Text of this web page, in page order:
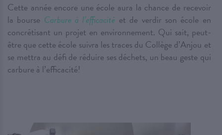
Cette année encore une école aura la chance de recevoir
la bourse Carbure à l’efficacité et de verdir son école en
concrétisant un projet en environnement. Qui sait, peut-
être que cette école suivra les traces du Collège d’Anjou et
se mettra au défi de réduire ses déchets, un beau geste qui
carbure à l’efficacité!